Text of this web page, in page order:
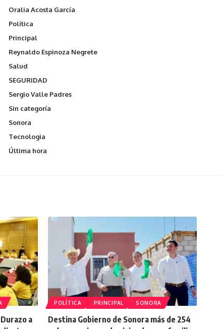
Oralia Acosta García
Política
Principal
Reynaldo Espinoza Negrete
Salud
SEGURIDAD
Sergio Valle Padres
Sin categoría
Sonora
Tecnologia
Última hora
a
POLÍTICA PRINCIPAL SONORA
Destina Gobierno de Sonora más de 254